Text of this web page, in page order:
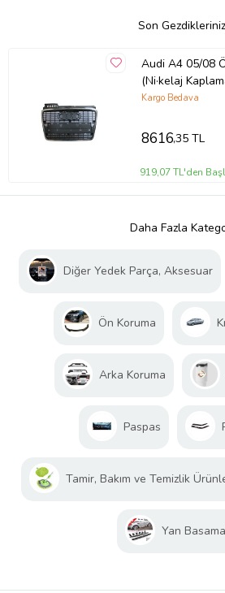
Son Gezdikleriniz
Audi A4 05/08
(Ni·kelaj
Kargo Bedava
8616,35 TL
919,07 TL'den
Daha Fazla
Diğer Yedek Parça, Aksesuar
Ön Koruma
Arka Koruma
Paspas
Tamir, Bakım ve Temizlik
Yan